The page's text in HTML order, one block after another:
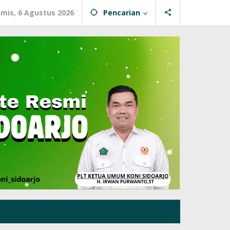
6 Agustus 2026 Pencarian